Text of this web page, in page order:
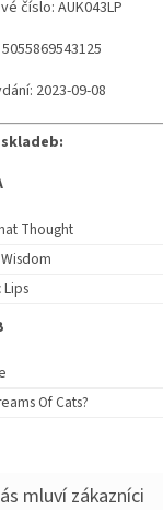
číslo: AUK043LP
2023-09-08
Thought
Lips
Of Cats?